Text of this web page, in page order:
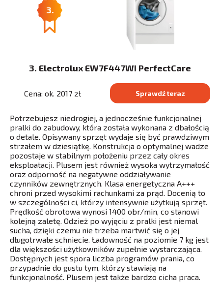
3.
3. Electrolux EW7F447WI PerfectCare
Cena: ok. 2017 zł Sprawdź teraz
Potrzebujesz niedrogiej, a jednocześnie funkcjonalnej
pralki do zabudowy, która została wykonana z dbałością
o detale. Opisywany sprzęt wydaje się być prawdziwym
strzałem w dziesiątkę. Konstrukcja o optymalnej wadze
pozostaje w stabilnym położeniu przez cały okres
eksploatacji. Plusem jest również wysoka wytrzymałość
oraz odporność na negatywne oddziaływanie
czynników zewnętrznych. Klasa energetyczna A+++
chroni przed wysokimi rachunkami za prąd. Docenią to
w szczególności ci, którzy intensywnie użytkują sprzęt.
Prędkość obrotowa wynosi 1400 obr/min, co stanowi
kolejną zaletę. Odzież po wyjęciu z pralki jest niemal
sucha, dzięki czemu nie trzeba martwić się o jej
długotrwałe schniecie. Ładowność na poziomie 7 kg jest
dla większości użytkowników zupełnie wystarczająca.
Dostępnych jest spora liczba programów prania, co
przypadnie do gustu tym, którzy stawiają na
funkcjonalność. Plusem jest także bardzo cicha praca.